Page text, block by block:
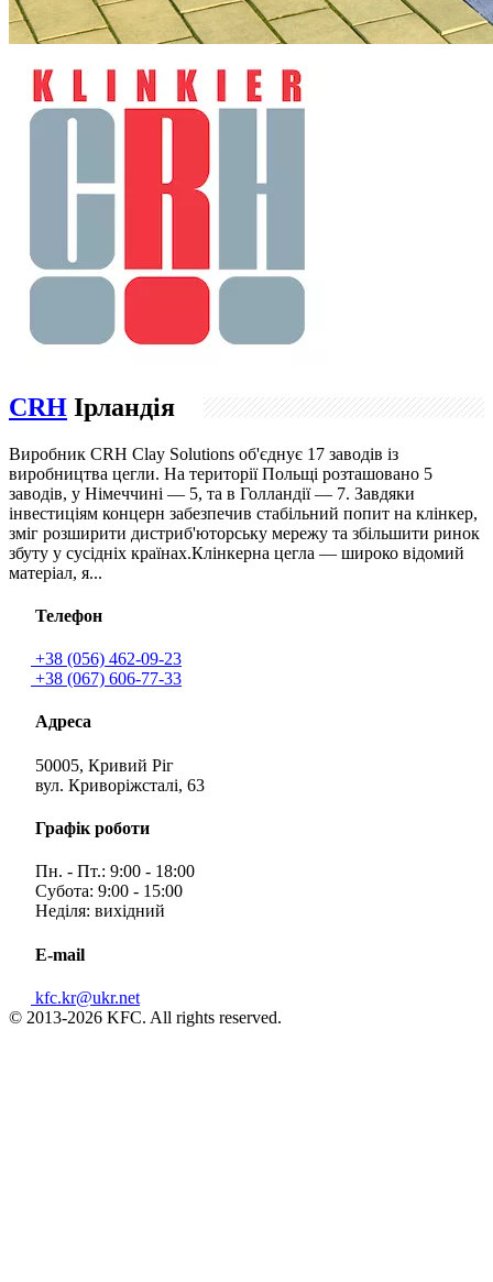
CRH Ірландія
Виробник CRH Clay Solutions об'єднує 17 заводів із
виробництва цегли. На території Польщі розташовано 5
заводів, у Німеччині — 5, та в Голландії — 7. Завдяки
інвестиціям концерн забезпечив стабільний попит на клінкер,
зміг розширити дистриб'юторську мережу та збільшити ринок
збуту у сусідніх країнах.Клінкерна цегла — широко відомий
матеріал, я...
Телефон
+38 (056) 462-09-23
+38 (067) 606-77-33
Адреса
50005, Кривий Ріг
вул. Криворіжсталі, 63
Графік роботи
Пн. - Пт.: 9:00 - 18:00
Субота: 9:00 - 15:00
Неділя: вихідний
E-mail
kfc.kr@ukr.net
© 2013-2026 KFC. All rights reserved.